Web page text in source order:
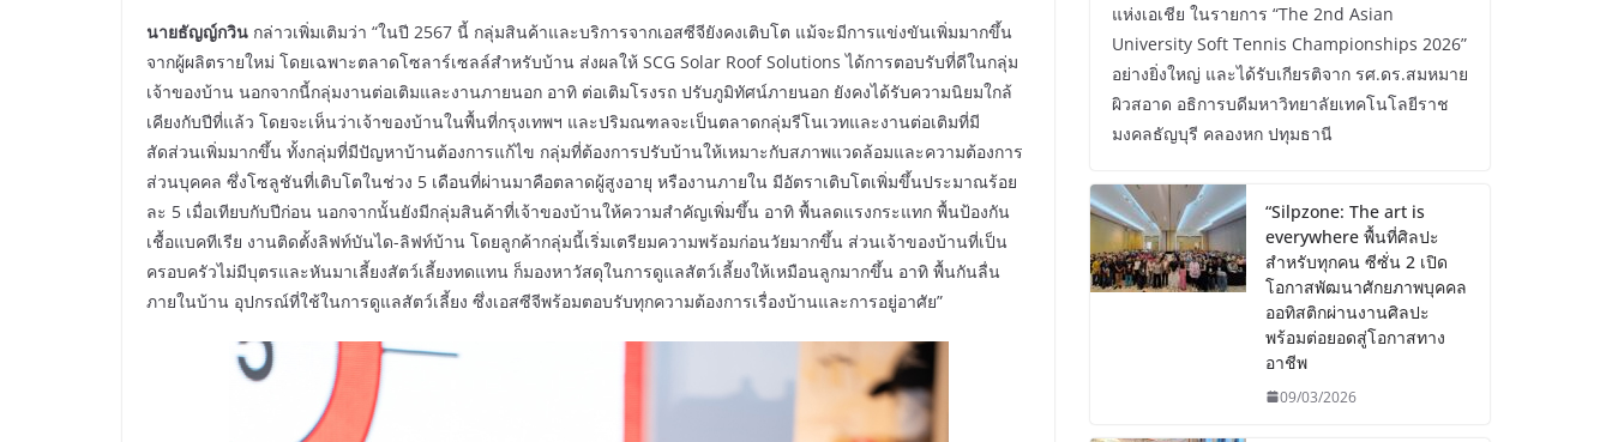
นายธัญญ์กวิน กล่าวเพิ่มเติมว่า “ในปี 2567 นี้ กลุ่มสินค้าและบริการจากเอสซีจียังคงเติบโต แม้จะมีการแข่งขันเพิ่มมากขึ้น
จากผู้ผลิตรายใหม่ โดยเฉพาะตลาดโซลาร์เซลล์สำหรับบ้าน ส่งผลให้ SCG Solar Roof Solutions ได้การตอบรับที่ดีในกลุ่ม
เจ้าของบ้าน นอกจากนี้กลุ่มงานต่อเติมและงานภายนอก อาทิ ต่อเติมโรงรถ ปรับภูมิทัศน์ภายนอก ยังคงได้รับความนิยมใกล้
เคียงกับปีที่แล้ว โดยจะเห็นว่าเจ้าของบ้านในพื้นที่กรุงเทพฯ และปริมณฑลจะเป็นตลาดกลุ่มรีโนเวทและงานต่อเติมที่มี
สัดส่วนเพิ่มมากขึ้น ทั้งกลุ่มที่มีปัญหาบ้านต้องการแก้ไข กลุ่มที่ต้องการปรับบ้านให้เหมาะกับสภาพแวดล้อมและความต้องการ
ส่วนบุคคล ซึ่งโซลูชันที่เติบโตในช่วง 5 เดือนที่ผ่านมาคือตลาดผู้สูงอายุ หรืองานภายใน มีอัตราเติบโตเพิ่มขึ้นประมาณร้อย
ละ 5 เมื่อเทียบกับปีก่อน นอกจากนั้นยังมีกลุ่มสินค้าที่เจ้าของบ้านให้ความสำคัญเพิ่มขึ้น อาทิ พื้นลดแรงกระแทก พื้นป้องกัน
เชื้อแบคทีเรีย งานติดตั้งลิฟท์บันได-ลิฟท์บ้าน โดยลูกค้ากลุ่มนี้เริ่มเตรียมความพร้อมก่อนวัยมากขึ้น ส่วนเจ้าของบ้านที่เป็น
ครอบครัวไม่มีบุตรและหันมาเลี้ยงสัตว์เลี้ยงทดแทน ก็มองหาวัสดุในการดูแลสัตว์เลี้ยงให้เหมือนลูกมากขึ้น อาทิ พื้นกันลื่น
ภายในบ้าน อุปกรณ์ที่ใช้ในการดูแลสัตว์เลี้ยง ซึ่งเอสซีจีพร้อมตอบรับทุกความต้องการเรื่องบ้านและการอยู่อาศัย”
แห่งเอเชีย ในรายการ “The 2nd Asian
University Soft Tennis Championships 2026”
อย่างยิ่งใหญ่ และได้รับเกียรติจาก รศ.ดร.สมหมาย
ผิวสอาด อธิการบดีมหาวิทยาลัยเทคโนโลยีราช
มงคลธัญบุรี คลองหก ปทุมธานี
“Silpzone: The art is
everywhere พื้นที่ศิลปะ
สำหรับทุกคน ซีซั่น 2 เปิด
โอกาสพัฒนาศักยภาพบุคคล
ออทิสติกผ่านงานศิลปะ
พร้อมต่อยอดสู่โอกาสทาง
อาชีพ
09/03/2026